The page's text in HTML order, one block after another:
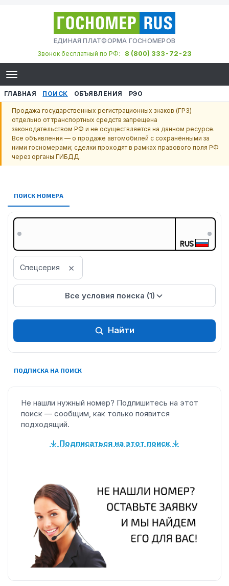
ЕДИНАЯ ПЛАТФОРМА ГОСНОМЕРОВ
Звонок бесплатный по РФ:
8 (800) 333-72-23
ГЛАВНАЯ ПОИСК ОБЪЯВЛЕНИЯ РЭО
Продажа государственных регистрационных знаков (ГРЗ)
отдельно от транспортных средств запрещена
законодательством РФ и не осуществляется на данном ресурсе.
Все объявления — о продаже автомобилей с сохранёнными за
ними госномерами; сделки проходят в рамках правового поля РФ
через органы ГИБДД.
ПОИСК НОМЕРА
RUS
Спецсерия ×
Все условия поиска (1)
Найти
ПОДПИСКА НА ПОИСК
Не нашли нужный номер? Подпишитесь на этот
поиск — сообщим, как только появится
подходящий.
↓ Подписаться на этот поиск ↓